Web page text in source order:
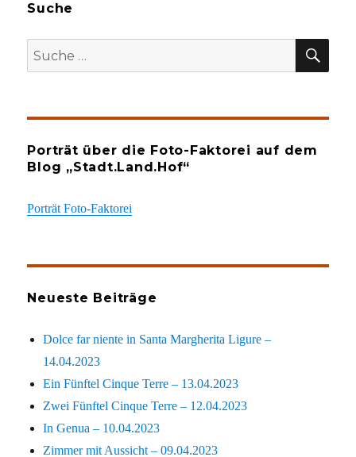
Suche
Suche
nach:
Porträt über die Foto-Faktorei auf dem
Blog „Stadt.Land.Hof“
Porträt Foto-Faktorei
Neueste Beiträge
Dolce far niente in Santa Margherita Ligure –
14.04.2023
Ein Fünftel Cinque Terre – 13.04.2023
Zwei Fünftel Cinque Terre – 12.04.2023
In Genua – 10.04.2023
Zimmer mit Aussicht – 09.04.2023